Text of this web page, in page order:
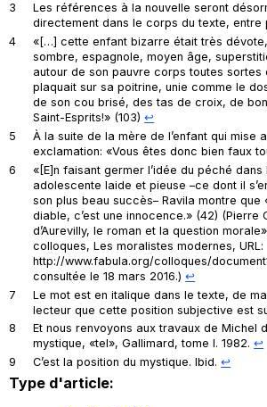
3
Les références à la nouvelle seront
directement dans le corps du texte, entre
4
«[…] cette enfant bizarre était très dévote,
sombre, espagnole, moyen âge,
autour de son pauvre corps toutes sortes
plaquait sur sa poitrine, unie comme le
de son cou brisé, des tas de croix, de
Saint-Esprits!» (103)↩︎
5
À la suite de la mère de l’enfant qui mise
exclamation: «Vous êtes donc bien faux
6
«[E]n faisant germer l’idée du péché dans
adolescente laide et pieuse –ce dont il
son plus beau succès– Ravila montre que
diable, c’est une innocence.» (42) (Pierre
d’Aurevilly, le roman et la question
colloques, Les moralistes modernes, URL:
http://www.fabula.org/colloques/
consultée le 18 mars 2016.)↩︎
7
Le mot est en italique dans le texte, de
lecteur que cette position subjective est
8
Et nous renvoyons aux travaux de Michel
mystique, «tel», Gallimard, tome I. 1982.↩︎
9
C’est la position du mystique.Ibid.↩︎
Type d'article: